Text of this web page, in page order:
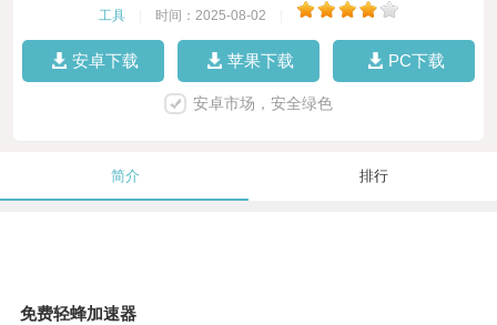
工具 时间：2025-08-02
安卓下载 苹果下载 PC下载
安卓市场，安全绿色
简介 排行
免费轻蜂加速器